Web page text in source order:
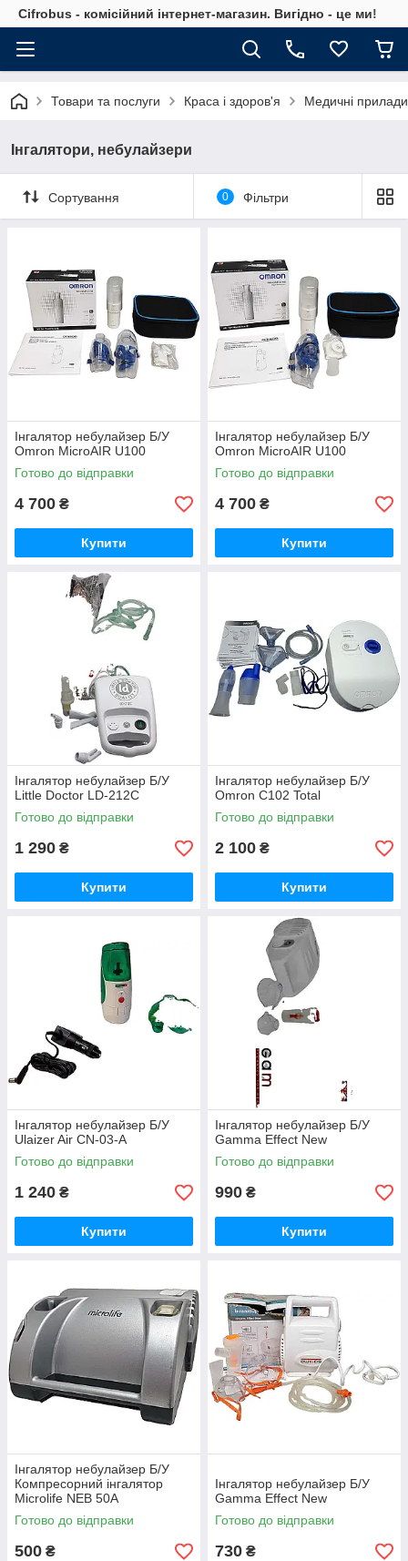
Cifrobus - комiсiйний iнтернет-магазин. Вигiдно - це ми!
Товари та послуги Краса і здоров'я Медичні
Інгалятори, небулайзери
Сортування 0 Фільтри
Інгалятор небулайзер Б/У
Omron MicroAIR U100
Готово до відправки
4 700 ₴
Купити
Інгалятор небулайзер Б/У
Omron MicroAIR U100
Готово до відправки
4 700 ₴
Купити
Інгалятор небулайзер Б/У
Little Doctor LD-212C
Готово до відправки
1 290 ₴
Купити
Інгалятор небулайзер Б/У
Omron C102 Total
Готово до відправки
2 100 ₴
Купити
Інгалятор небулайзер Б/У
Ulaizer Air CN-03-A
Готово до відправки
1 240 ₴
Купити
Інгалятор небулайзер Б/У
Gamma Effect New
Готово до відправки
990 ₴
Купити
Інгалятор небулайзер Б/У
Компресорний інгалятор
Microlife NEB 50A
Готово до відправки
500 ₴
Інгалятор небулайзер Б/У
Gamma Effect New
Готово до відправки
730 ₴